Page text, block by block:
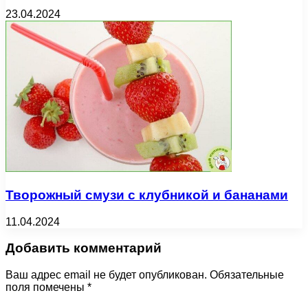
23.04.2024
Творожный смузи с клубникой и бананами
11.04.2024
Добавить комментарий
Ваш адрес email не будет опубликован. Обязательные
поля помечены *